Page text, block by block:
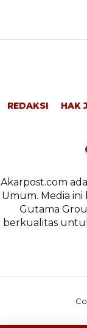
REDAKSI HAK
Akarpost.com
Umum. Media
Gutama
berkualitas